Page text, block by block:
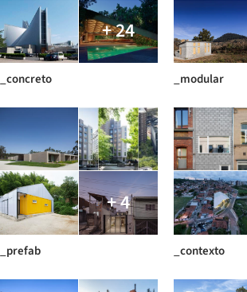
+ 24
_concreto _modular
+ 4
_prefab _contexto